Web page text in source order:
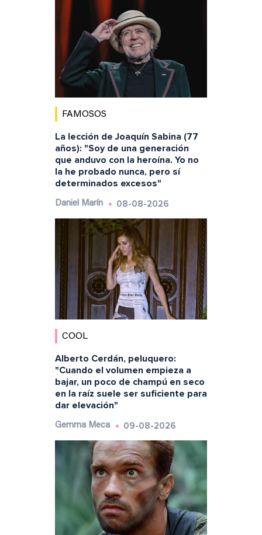
FAMOSOS
La lección de Joaquín Sabina (77
años): "Soy de una generación
que anduvo con la heroína. Yo no
la he probado nunca, pero sí
determinados excesos"
Daniel Marín 08-08-2026
COOL
Alberto Cerdán, peluquero:
"Cuando el volumen empieza a
bajar, un poco de champú en seco
en la raíz suele ser suficiente para
dar elevación"
Gemma Meca 09-08-2026